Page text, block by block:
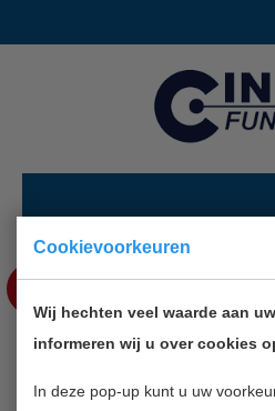
Cookievoorkeuren
Wij hechten veel waarde aan
informeren wij u over cookies
In deze pop-up kunt u uw
JUN
WIE WINT DE